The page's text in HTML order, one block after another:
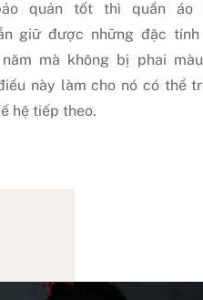
quản tốt thì quần áo
giữ được những đặc
mà không bị phai
này làm cho nó có thể
hệ tiếp theo.